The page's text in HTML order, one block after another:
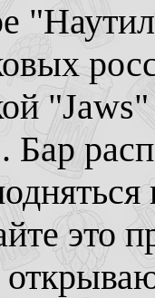
Бар
это